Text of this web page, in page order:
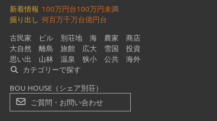
新着情報 100万円台100万円未満
掘り出し 何百万千万台億円台
古民家
ビル 別荘地 海 農家
商店
大自然
離島 旅館 広大 雪国
投資
思い出
山林 温泉 狭小 公共
海外
カテゴリーで探す
BOU HOUSE（シェア別荘）
ご質問・お問い合わせ